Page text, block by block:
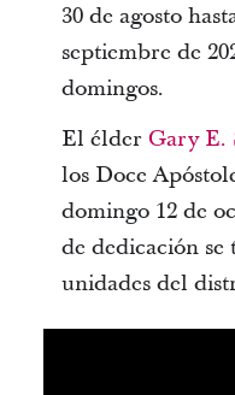
30 de agosto
septiembre de
domingos.
El élder Gary E.
los Doce
domingo 12 de
de dedicación se
unidades del